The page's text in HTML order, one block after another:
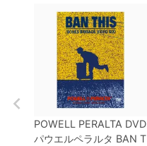
POWELL PERALTA DVD
パウエルペラルタ BAN T